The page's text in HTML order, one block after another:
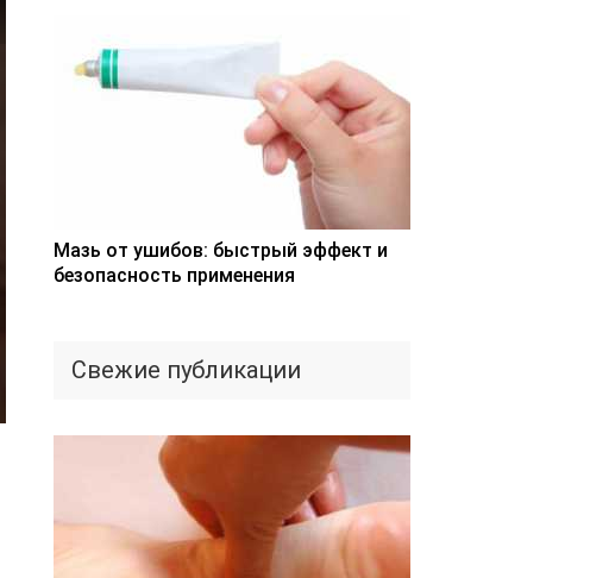
Мазь от ушибов: быстрый эффект и
безопасность применения
Свежие публикации